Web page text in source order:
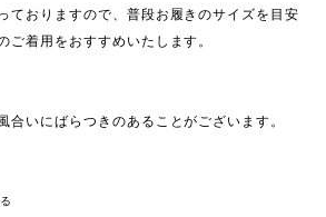
ておりますので、普段お履きのサイズを目安
ご着用をおすすめいたします。
いにばらつきのあることがございます。